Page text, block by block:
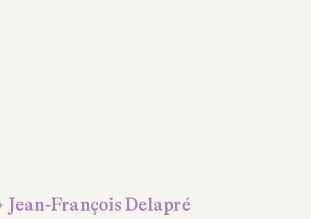
François Delapré